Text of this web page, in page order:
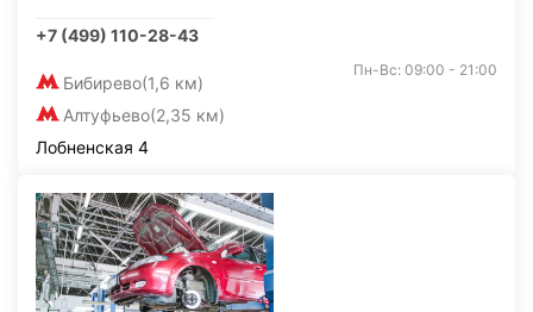
+7 (499) 110-28-43
Бибирево(1,6 км)
Алтуфьево(2,35 км)
Пн-Вс: 09:00 - 21:00
Лобненская 4